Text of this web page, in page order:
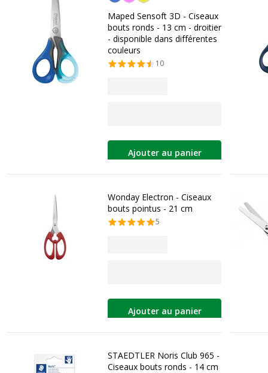
Maped Sensoft 3D - Ciseaux
bouts ronds - 13 cm - droitier
- disponible dans différentes
couleurs
10
Ajouter au panier
Wonday Electron - Ciseaux
bouts pointus - 21 cm
5
Ajouter au panier
STAEDTLER Noris Club 965 -
Ciseaux bouts ronds - 14 cm